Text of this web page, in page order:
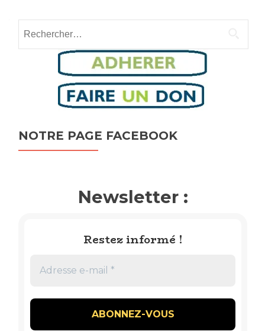
NOTRE PAGE FACEBOOK
Newsletter :
Restez informé !